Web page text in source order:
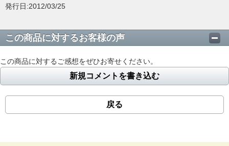
発行日:2012/03/25
この商品に対するお客様の声
この商品に対するご感想をぜひお寄せください。
新規コメントを書き込む
戻る